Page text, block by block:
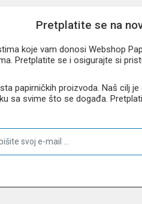
Pretplatite se na
koje vam donosi Webshop
Pretplatite se i osigurajte si
papirničkih proizvoda. Naš cilj
sa svime što se događa.